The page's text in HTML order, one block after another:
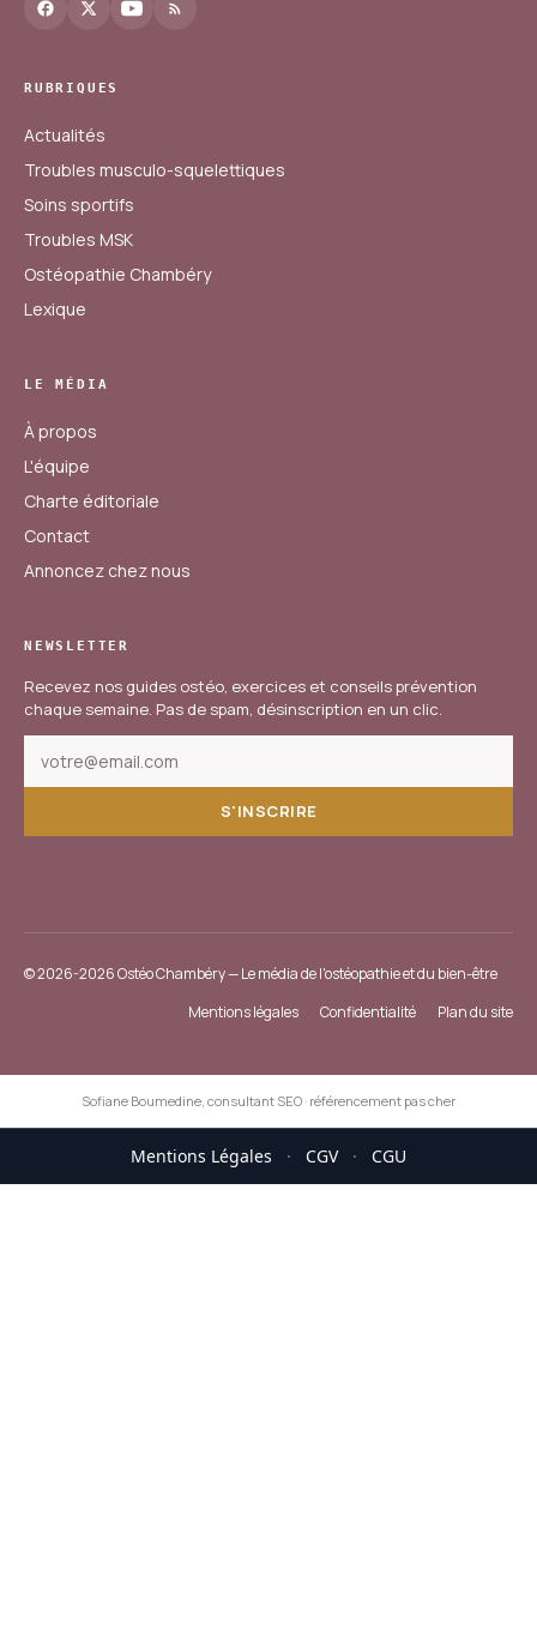
RUBRIQUES
Actualités
Troubles musculo-squelettiques
Soins sportifs
Troubles MSK
Ostéopathie Chambéry
Lexique
LE MÉDIA
À propos
L'équipe
Charte éditoriale
Contact
Annoncez chez nous
NEWSLETTER
Recevez nos guides ostéo, exercices et conseils prévention
chaque semaine. Pas de spam, désinscription en un clic.
S'INSCRIRE
© 2026-2026 Ostéo Chambéry — Le média de l'ostéopathie et du bien-être
Mentions légales
Confidentialité Plan du site
Sofiane Boumedine, consultant SEO · référencement pas cher
Mentions Légales · CGV · CGU